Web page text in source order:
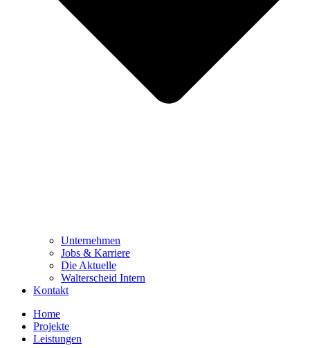
Unternehmen
Jobs & Karriere
Die Aktuelle
Walterscheid Intern
Kontakt
Home
Projekte
Leistungen